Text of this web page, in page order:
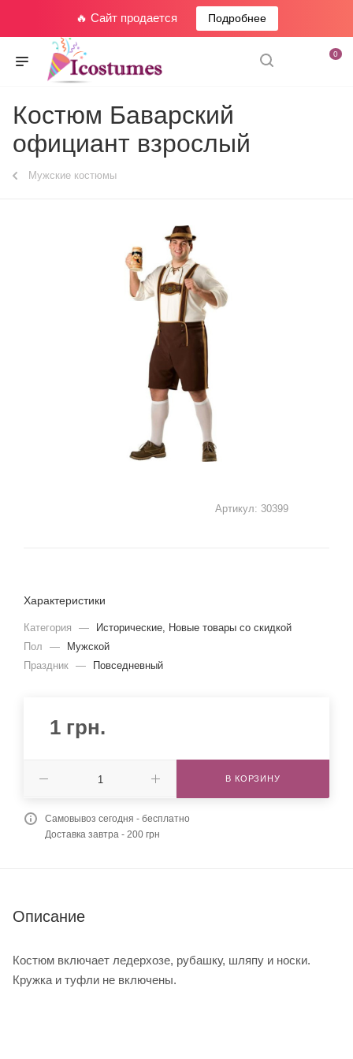
🔥 Сайт продается Подробнее
0
Костюм Баварский
официант взрослый
Мужские костюмы
Артикул: 30399
Характеристики
Категория —
Исторические, Новые товары со скидкой
Пол
—
Мужской
Праздник — Повседневный
1 грн.
В КОРЗИНУ
Самовывоз сегодня - бесплатно
Доставка завтра - 200 грн
Описание
Костюм включает ледерхозе, рубашку, шляпу и носки.
Кружка и туфли не включены.